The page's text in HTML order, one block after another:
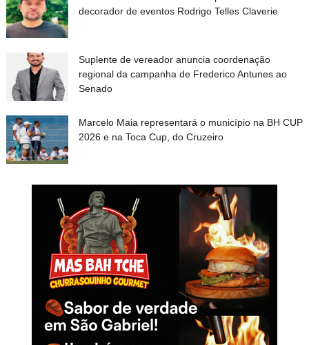
decorador de eventos Rodrigo Telles Claverie
Suplente de vereador anuncia coordenação
regional da campanha de Frederico Antunes ao
Senado
Marcelo Maia representará o município na BH CUP
2026 e na Toca Cup, do Cruzeiro